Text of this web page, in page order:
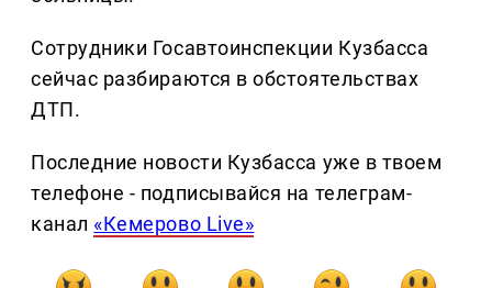
Сотрудники Госавтоинспекции Кузбасса
сейчас разбираются в обстоятельствах
ДТП.
Последние новости Кузбасса уже в твоем
телефоне - подписывайся на телеграм-
канал «Кемерово Live»